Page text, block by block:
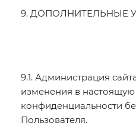
9. ДОПОЛНИТЕЛЬНЫЕ
9.1. Администрация
изменения в
конфиденциальности
Пользователя.